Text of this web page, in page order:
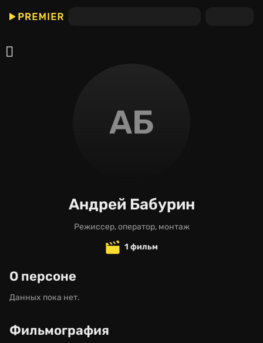
АБ
Андрей Бабурин
режиссер, оператор, монтаж
1 фильм
О персоне
Данных пока нет.
Фильмография